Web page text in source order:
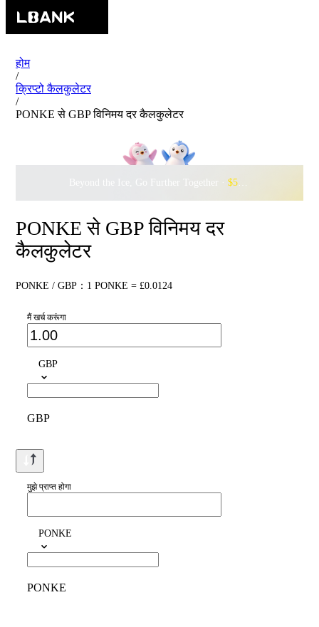
होम
/
क्रिप्टो कैलकुलेटर
/
PONKE से GBP विनिमय दर कैलकुलेटर
Beyond the Ice, Go Further Together · $500,000
PONKE से GBP विनिमय दर
कैलकुलेटर
PONKE / GBP：1 PONKE = £0.0124
मैं खर्च करूंगा
GBP
GBP
मुझे प्राप्त होगा
PONKE
PONKE